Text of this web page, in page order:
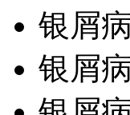
银屑
银屑